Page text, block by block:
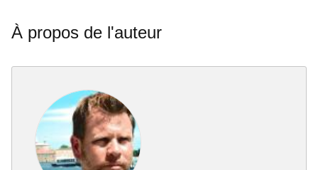
À propos de l'auteur